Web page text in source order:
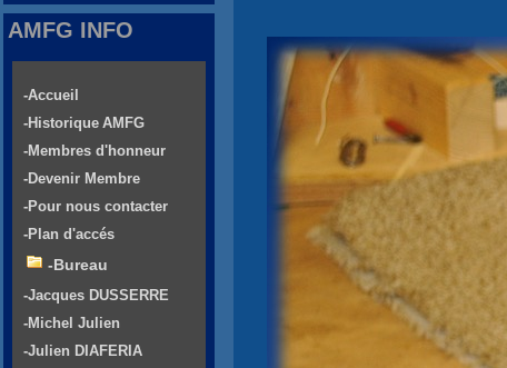
AMFG INFO
-Accueil
-Historique AMFG
-Membres d'honneur
-Devenir Membre
-Pour nous contacter
-Plan d'accés
-Bureau
-Jacques DUSSERRE
-Michel Julien
-Julien DIAFERIA